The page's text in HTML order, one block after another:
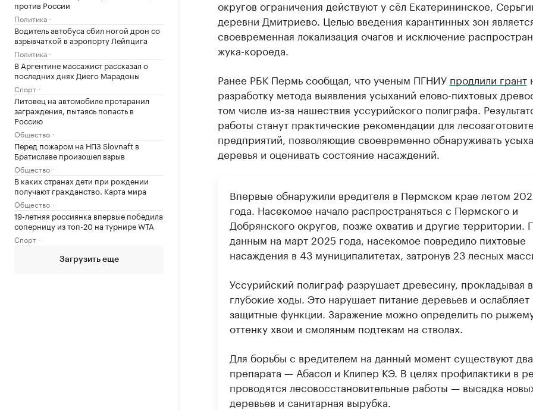
против России
Политика
Водитель автобуса сбил ногой дрон со
взрывчаткой в аэропорту Лейпцига
Политика
В Аргентине массажист рассказал о
последних днях Диего Марадоны
Спорт
Литовец на автомобиле протаранил
заграждения, пытаясь попасть в
Россию
Общество
Перед пожаром на НПЗ Slovnaft в
Братиславе произошел взрыв
Общество
В каких странах дети при рождении
получают гражданство. Карта мира
Общество
19-летняя россиянка впервые победила
соперницу из топ-20 на турнире WTA
Спорт
Загрузить еще
округов ограничения действуют у сёл Екатерининское,
деревни Дмитриево. Целью введения карантинных зон
своевременная локализация очагов и исключение
жука-короеда.
Ранее РБК Пермь сообщал, что ученым ПГНИУ продлили грант
разработку метода выявления усыханий елово-пихтовых
том числе из-за нашествия уссурийского полиграфа.
работы станут практические рекомендации для
предприятий, позволяющие своевременно обнаруживать
деревья и оценивать состояние насаждений.
Впервые обнаружили вредителя в Пермском крае летом
года. Насекомое начало распространяться с Пермского и
Добрянского округов, позже охватив и другие территории.
данным на март 2025 года, насекомое повредило пихтовые
насаждения в 43 муниципалитетах, затронув 23 лесных
Уссурийский полиграф разрушает древесину, прокладывая
глубокие ходы. Это нарушает питание деревьев и ослабляет
защитные функции. Заражение можно определить по
оттенку хвои и смоляным подтекам на стволах.
Для борьбы с вредителем на данный момент существуют два
препарата — Абасол и Клипер КЭ. В целях профилактики в
проводятся лесовосстановительные работы — высадка
деревьев и санитарная вырубка.